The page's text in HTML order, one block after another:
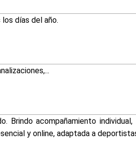
días del año.
acompañamiento
y online, adaptada a